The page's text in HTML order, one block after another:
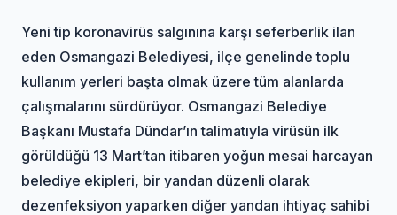
Yeni tip koronavirüs salgınına karşı seferberlik ilan
eden Osmangazi Belediyesi, ilçe genelinde toplu
kullanım yerleri başta olmak üzere tüm alanlarda
çalışmalarını sürdürüyor. Osmangazi Belediye
Başkanı Mustafa Dündar’ın talimatıyla virüsün ilk
görüldüğü 13 Mart’tan itibaren yoğun mesai harcayan
belediye ekipleri, bir yandan düzenli olarak
dezenfeksiyon yaparken diğer yandan ihtiyaç sahibi